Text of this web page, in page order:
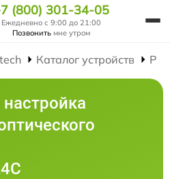
(800) 301-34-05
Ежедневно с 9:00 до 21:00
Позвонить мне утром
Каталог устройств